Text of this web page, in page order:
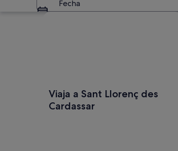
Fecha
Viaja a Sant Llorenç des
Cardassar